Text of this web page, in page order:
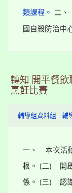
類課程。
二
國自殺防治中
轉知 開平餐飲
烹飪比賽
輔導組資料組 - 輔
一、 本次活
根。 (二) 開
係。 (三) 認